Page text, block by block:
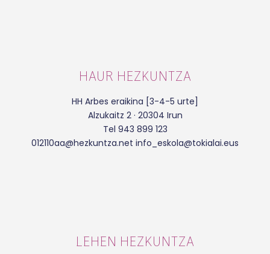
HAUR HEZKUNTZA
HH Arbes eraikina [3-4-5 urte]
Alzukaitz 2 · 20304 Irun
Tel 943 899 123
012110aa@hezkuntza.net info_eskola@tokialai.eus
LEHEN HEZKUNTZA